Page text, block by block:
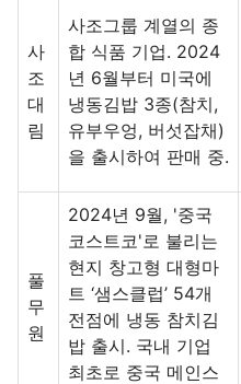
사
조
대
림
사조그룹 계열의 종
합 식품 기업. 2024
년 6월부터 미국에
냉동김밥 3종(참치,
유부우엉, 버섯잡채)
을 출시하여 판매 중.
풀
무
원
2024년 9월, '중국
코스트코'로 불리는
현지 창고형 대형마
트 ‘샘스클럽’ 54개
전점에 냉동 참치김
밥 출시. 국내 기업
최초로 중국 메인스